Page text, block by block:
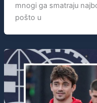
mnogi ga smatraju
pošto u